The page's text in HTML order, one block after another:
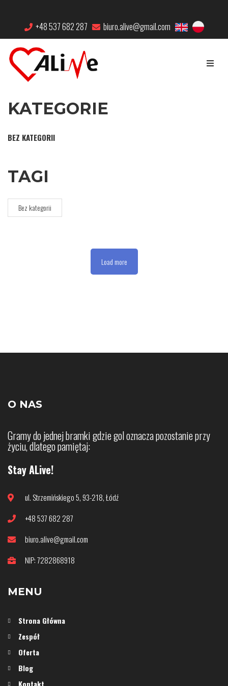
+48 537 682 287 biuro.alive@gmail.com
KATEGORIE
BEZ KATEGORII
TAGI
Bez kategorii
Load more
O NAS
Gramy do jednej bramki gdzie gol oznacza pozostanie przy
życiu, dlatego pamiętaj:
Stay ALive!
ul. Strzemińskiego 5, 93-218, Łódź
+48 537 682 287
biuro.alive@gmail.com
NIP: 7282868918
MENU
Strona Główna
Zespół
Oferta
Blog
Kontakt